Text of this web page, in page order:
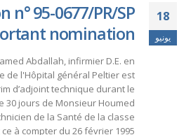
18
يونيو
n° 95-0677/PR/SP
nomination.
Abdallah, infirmier D.E. en
de l'Hôpital général Peltier est
d’adjoint technique durant le
30 jours de Monsieur Houmed
de la Santé de la classe
à compter du 26 février 1995...